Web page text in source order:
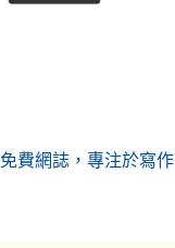
費網誌，專注於寫